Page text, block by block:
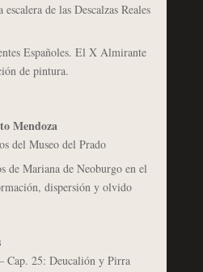
de las Descalzas Reales
Españoles. El X Almirante
de pintura.
Mendoza
del Museo del Prado
de Mariana de Neoburgo en el
dispersión y olvido
Cap. 25: Deucalión y Pirra